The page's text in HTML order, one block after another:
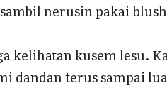
nerusin pakai
kelihatan kusem lesu.
dandan terus sampai